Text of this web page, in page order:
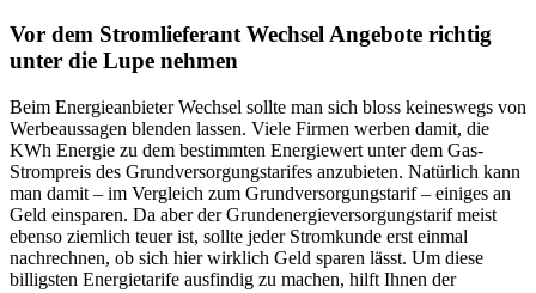
Vor dem Stromlieferant Wechsel Angebote richtig
unter die Lupe nehmen
Beim Energieanbieter Wechsel sollte man sich bloss keineswegs von
Werbeaussagen blenden lassen. Viele Firmen werben damit, die
KWh Energie zu dem bestimmten Energiewert unter dem Gas-
Strompreis des Grundversorgungstarifes anzubieten. Natürlich kann
man damit – im Vergleich zum Grundversorgungstarif – einiges an
Geld einsparen. Da aber der Grundenergieversorgungstarif meist
ebenso ziemlich teuer ist, sollte jeder Stromkunde erst einmal
nachrechnen, ob sich hier wirklich Geld sparen lässt. Um diese
billigsten Energietarife ausfindig zu machen, hilft Ihnen der